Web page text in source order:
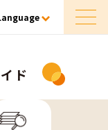
ド